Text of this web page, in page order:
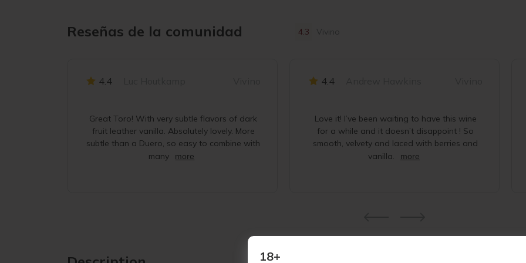
18+
Reseñas de la comunidad 4.3 Vivino
4.4
Great Toro! With very subtle flavors of dark
fruit leather vanilla. Absolutely lovely. More
subtle than a Duero, so easy to combine with
many
more
4.4
Love it! I’ve been waiting to have this wine
for a while and it doesn’t disappoint ! So
smooth, velvety and laced with berries and
vanilla.
more